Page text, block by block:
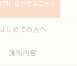
問い合わせはこちら
はじめての方へ
施術内容